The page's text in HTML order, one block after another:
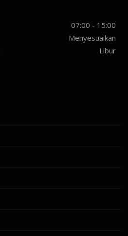
07:00 - 15:00
Menyesuaikan
Libur